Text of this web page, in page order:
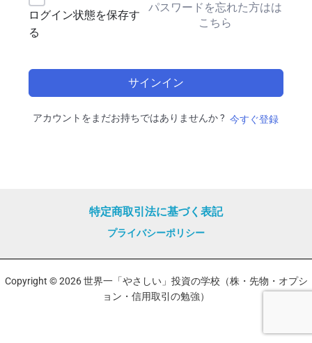
ログイン状態を保存す
る
パスワードを忘れた方はは
こちら
サインイン
アカウントをまだお持ちではありませんか ? 今すぐ登録
特定商取引法に基づく表記
プライバシーポリシー
Copyright © 2026 世界一「やさしい」投資の学校（株・先物・オプシ
ョン・信用取引の勉強）